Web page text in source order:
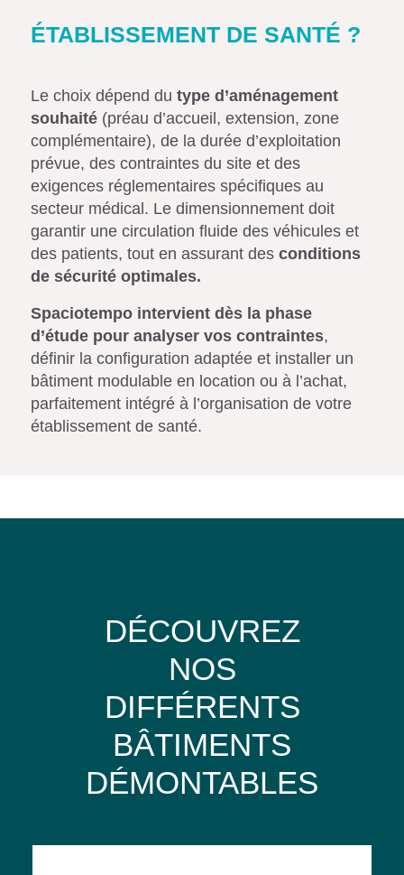
ÉTABLISSEMENT DE SANTÉ ?
Le choix dépend du type d’aménagement
souhaité(préau d’accueil, extension, zone
complémentaire), de la durée d’exploitation
prévue, des contraintes du site et des
exigences réglementaires spécifiques au
secteur médical. Le dimensionnement doit
garantir une circulation fluide des véhicules et
des patients, tout en assurant des conditions
de sécurité optimales.
Spaciotempo intervient dès la phase
d’étude pour analyser vos contraintes,
définir la configuration adaptée et installer un
bâtiment modulable en location ou à l’achat,
parfaitement intégré à l’organisation de votre
établissement de santé.
DÉCOUVREZ
NOS
DIFFÉRENTS
BÂTIMENTS
DÉMONTABLES